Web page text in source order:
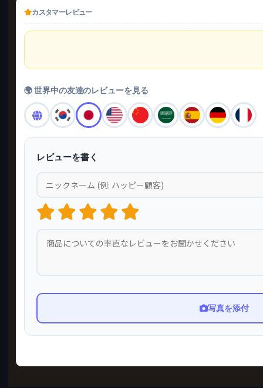
カスタマーレビュー
🌍 世界中の友達のレビューを見る
レビューを書く
写真を添付